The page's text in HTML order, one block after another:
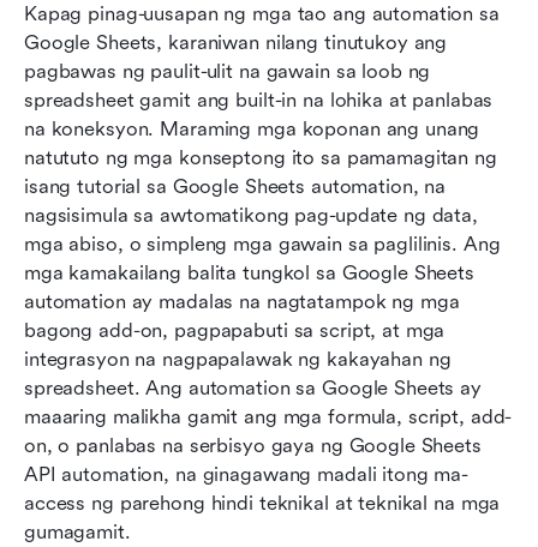
Kapag pinag-uusapan ng mga tao ang automation sa
Google Sheets, karaniwan nilang tinutukoy ang
pagbawas ng paulit-ulit na gawain sa loob ng
spreadsheet gamit ang built-in na lohika at panlabas
na koneksyon. Maraming mga koponan ang unang
natututo ng mga konseptong ito sa pamamagitan ng
isang tutorial sa Google Sheets automation, na
nagsisimula sa awtomatikong pag-update ng data,
mga abiso, o simpleng mga gawain sa paglilinis. Ang
mga kamakailang balita tungkol sa Google Sheets
automation ay madalas na nagtatampok ng mga
bagong add-on, pagpapabuti sa script, at mga
integrasyon na nagpapalawak ng kakayahan ng
spreadsheet. Ang automation sa Google Sheets ay
maaaring malikha gamit ang mga formula, script, add-
on, o panlabas na serbisyo gaya ng Google Sheets
API automation, na ginagawang madali itong ma-
access ng parehong hindi teknikal at teknikal na mga
gumagamit.